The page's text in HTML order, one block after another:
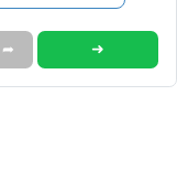
➦ ➜